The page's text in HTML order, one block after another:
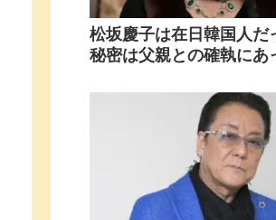
松坂慶子は在日韓国人だ
秘密は父親との確執にあ